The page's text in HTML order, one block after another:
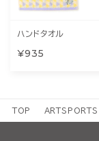
ハンドタオル
¥935
TOP ARTSPORTS